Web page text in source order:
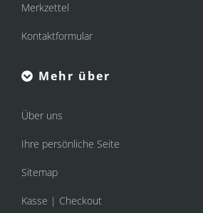
Merkzettel
Kontaktformular
Mehr über
Über uns
Ihre persönliche Seite
Sitemap
Kasse | Checkout